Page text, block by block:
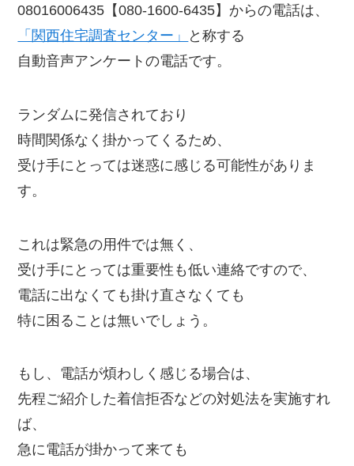
08016006435【080-1600-6435】からの電話は、
「関西住宅調査センター」
と称する
自動音声アンケートの電話です。
ランダムに発信されており
時間関係なく掛かってくるため、
受け手にとっては迷惑に感じる可能性がありま
す。
これは緊急の用件では無く、
受け手にとっては重要性も低い連絡ですので、
電話に出なくても掛け直さなくても
特に困ることは無いでしょう。
もし、電話が煩わしく感じる場合は、
先程ご紹介した着信拒否などの対処法を実施すれ
ば、
急に電話が掛かって来ても